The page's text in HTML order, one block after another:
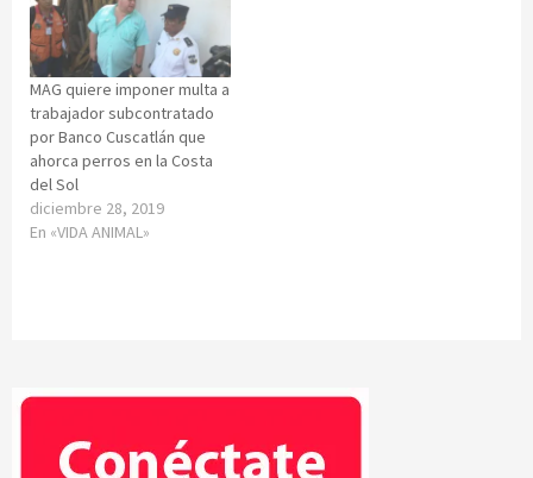
MAG quiere imponer multa a
trabajador subcontratado
por Banco Cuscatlán que
ahorca perros en la Costa
del Sol
diciembre 28, 2019
En «VIDA ANIMAL»